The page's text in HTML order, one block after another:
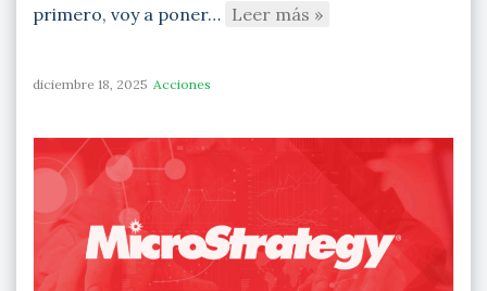
primero, voy a poner… Leer más »
diciembre 18, 2025 Acciones